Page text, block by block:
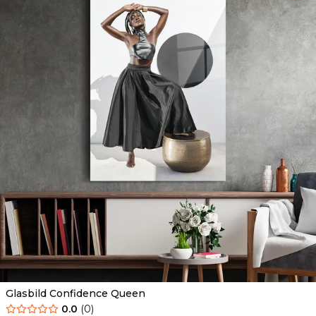
Glasbild Confidence Queen
0.0 (0)
Ab 69.90 € 44.90